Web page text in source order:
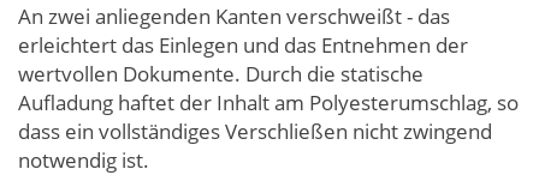
An zwei anliegenden Kanten verschweißt - das
erleichtert das Einlegen und das Entnehmen der
wertvollen Dokumente. Durch die statische
Aufladung haftet der Inhalt am Polyesterumschlag, so
dass ein vollständiges Verschließen nicht zwingend
notwendig ist.